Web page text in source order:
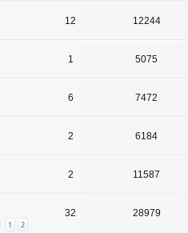
12 12244
1 5075
6 7472
2 6184
2 11587
1 2
32 28979